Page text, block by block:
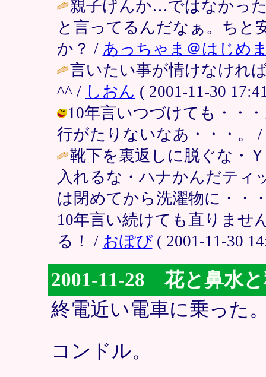
親子げんか…ではなかっ
と言ってるんだなぁ。ちと
か？ / あっちゃま＠はじめ
言いたい事が情けなけれ
^^ / しおん ( 2001-11-30
10年言いつづけても・・
行がたりないなあ・・・。 /
靴下を裏返しに脱ぐな・
入れるな・ハナかんだティ
は閉めてから洗濯物に・
10年言い続けても直りませ
る！ / おぽぴ( 2001-11-30
2001-11-28 花と鼻水
終電近い電車に乗った
コンドル。